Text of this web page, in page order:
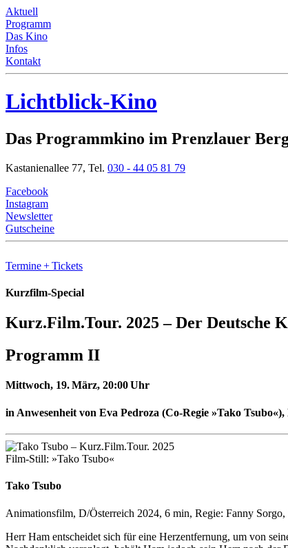
Aktuell
Programm
Das Kino
Infos
Kontakt
Lichtblick-Kino
Das Programmkino im Prenzlauer
Kastanienallee 77, Tel. 030 - 44 05 81 79
Facebook
Instagram
Newsletter
Gutscheine
Termine+ Tickets
Kurzfilm-Special
Kurz.Film.Tour. 2025 –Der Deutsche
Programm II
Mittwoch, 19. März, 20:00 Uhr
in Anwesenheit von Eva Pedroza (Co-Regie »Tako
Film-Still: »Tako Tsubo«
Tako Tsubo
Animationsfilm, D/Österreich 2024, 6 min, Regie: Fanny Sorgo,
Herr Ham entscheidet sich für eine Herzentfernung, um von